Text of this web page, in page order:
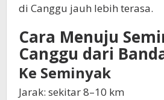
di Canggu jauh lebih terasa.
Cara Menuju
Canggu dari
Ke Seminyak
Jarak: sekitar 8–10 km